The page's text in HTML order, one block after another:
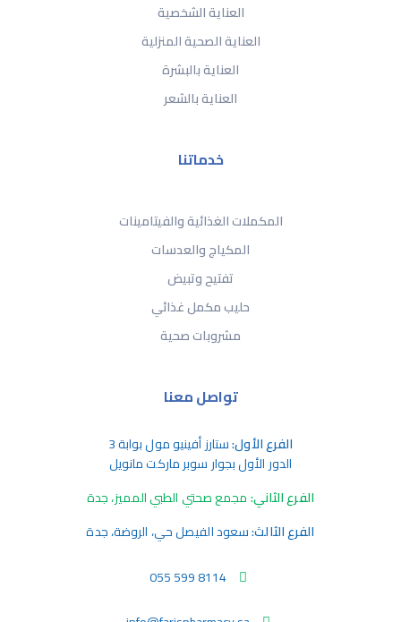
العناية الشخصية
العناية الصحية المنزلية
العناية بالبشرة
العناية بالشعر
خدماتنا
المكملات الغذائية والفيتامينات
المكياج والعدسات
تفتيح وتبيض
حليب مكمل غذائي
مشروبات صحية
تواصل معنا
الفرع الأول:ستارز أفينيو مول بوابة 3
الدور الأول بجوار سوبر ماركت مانويل
الفرع الثاني:مجمع صحتي الطبي المميز، جدة
الفرع الثالث:سعود الفيصل حي، الروضة، جدة
055 599 8114